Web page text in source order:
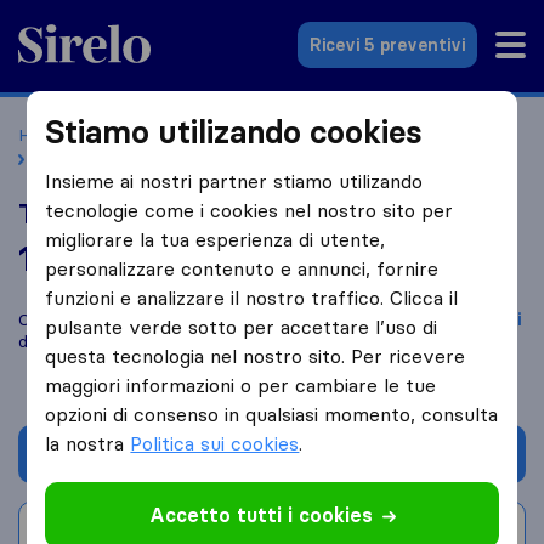
Sirelo.it
Ricevi 5 preventivi
Home Le 10 migliori aziende di traslochi in Italia
Traslochi Tuttovunque
10,0 basato su1
recensioni di Sirelo e Google
Confronta Traslochi Tuttovunque con altreaziende di traslochi
di
Sulmona
Chiedi preventivo
Stiamo utilizando cookies
Insieme ai nostri partner stiamo utilizando
tecnologie come i cookies nel nostro sito per
migliorare la tua esperienza di utente,
personalizzare contenuto e annunci, fornire
funzioni e analizzare il nostro traffico. Clicca il
pulsante verde sotto per accettare l’uso di
questa tecnologia nel nostro sito. Per ricevere
maggiori informazioni o per cambiare le tue
opzioni di consenso in qualsiasi momento, consulta
la nostra Politica sui cookies.
Accetto tutti i cookies